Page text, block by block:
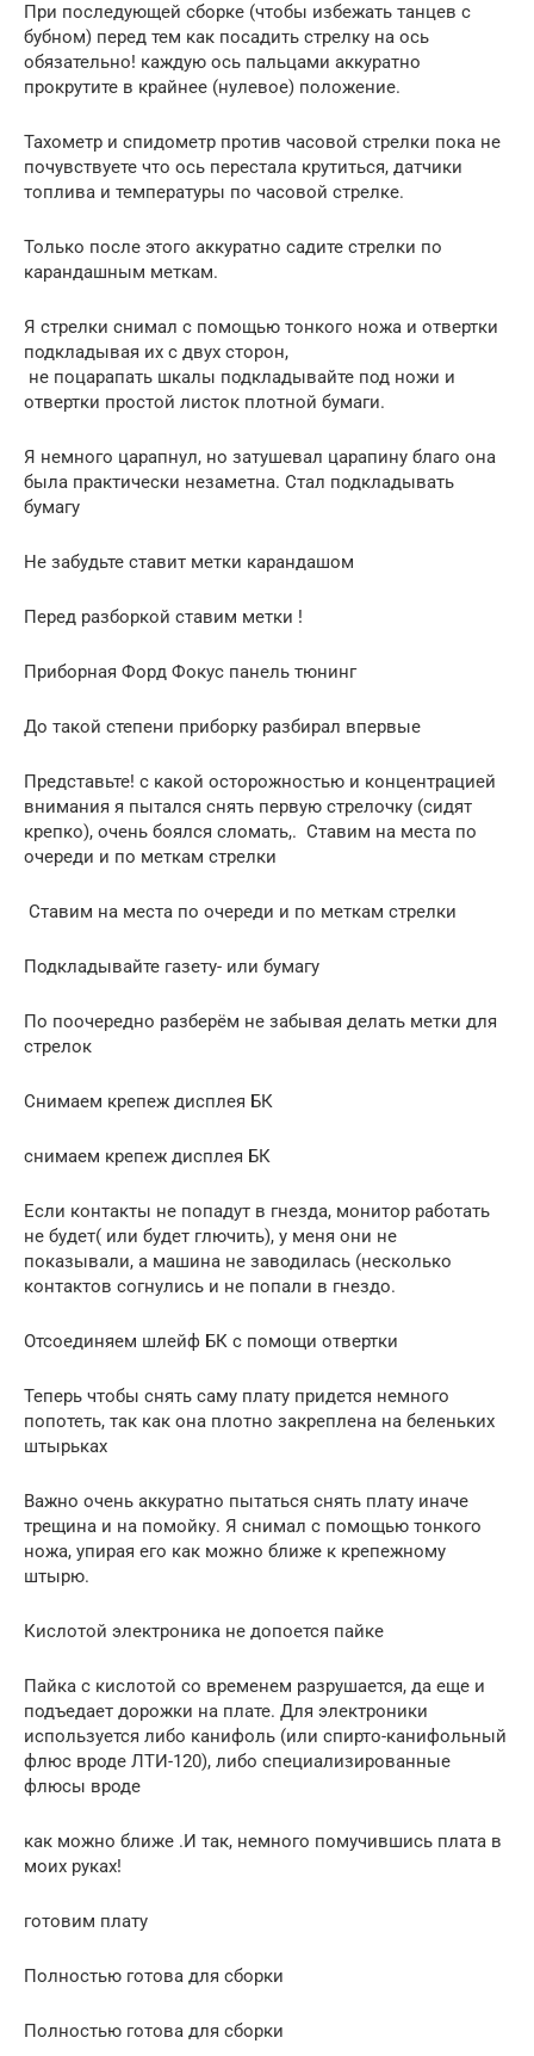
При последующей сборке (чтобы избежать танцев с
бубном) перед тем как посадить стрелку на ось
обязательно! каждую ось пальцами аккуратно
прокрутите в крайнее (нулевое) положение.
Тахометр и спидометр против часовой стрелки пока не
почувствуете что ось перестала крутиться, датчики
топлива и температуры по часовой стрелке.
Только после этого аккуратно садите стрелки по
карандашным меткам.
Я стрелки снимал с помощью тонкого ножа и отвертки
подкладывая их с двух сторон,
не поцарапать шкалы подкладывайте под ножи и
отвертки простой листок плотной бумаги.
Я немного царапнул, но затушевал царапину благо она
была практически незаметна. Стал подкладывать
бумагу
Не забудьте ставит метки карандашом
Перед разборкой ставим метки !
Приборная Форд Фокус панель тюнинг
До такой степени приборку разбирал впервые
Представьте! с какой осторожностью и концентрацией
внимания я пытался снять первую стрелочку (сидят
крепко), очень боялся сломать,. Ставим на места по
очереди и по меткам стрелки
Ставим на места по очереди и по меткам стрелки
Подкладывайте газету- или бумагу
По поочередно разберём не забывая делать метки для
стрелок
Снимаем крепеж дисплея БК
снимаем крепеж дисплея БК
Если контакты не попадут в гнезда, монитор работать
не будет( или будет глючить), у меня они не
показывали, а машина не заводилась (несколько
контактов согнулись и не попали в гнездо.
Отсоединяем шлейф БК с помощи отвертки
Теперь чтобы снять саму плату придется немного
попотеть, так как она плотно закреплена на беленьких
штырьках
Важно очень аккуратно пытаться снять плату иначе
трещина и на помойку. Я снимал с помощью тонкого
ножа, упирая его как можно ближе к крепежному
штырю.
Кислотой электроника не допоется пайке
Пайка с кислотой со временем разрушается, да еще и
подъедает дорожки на плате. Для электроники
используется либо канифоль (или спирто-канифольный
флюс вроде ЛТИ-120), либо специализированные
флюсы вроде
как можно ближе .И так, немного помучившись плата в
моих руках!
готовим плату
Полностью готова для сборки
Полностью готова для сборки